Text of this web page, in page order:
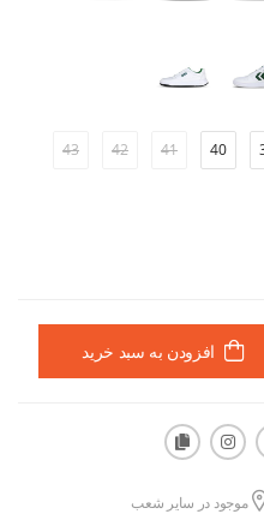
40
41
42
43
افزودن به سبد خرید
موجود در سایر شعب